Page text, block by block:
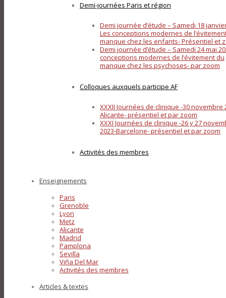
Demi-journées Paris et région
Demi journée d’étude – Samedi 18
Les conceptions modernes de
manque chez les enfants- Présentiel et
Demi journée d’étude – Samedi 24 mai
conceptions modernes de l’évitement du
manque chez les psychoses- par zoom
Colloques auxquels participe AF
XXXII Journées de clinique -30 novembre
Alicante- présentiel et par zoom
XXXI Journées de clinique -26 y 27
2023-Barcelone- présentiel et par zoom
Activités des membres
Enseignements
Paris
Grenoble
Lyon
Metz
Alicante
Madrid
Pamplona
Sevilla
Viña Del Mar
Activités des membres
Articles & textes